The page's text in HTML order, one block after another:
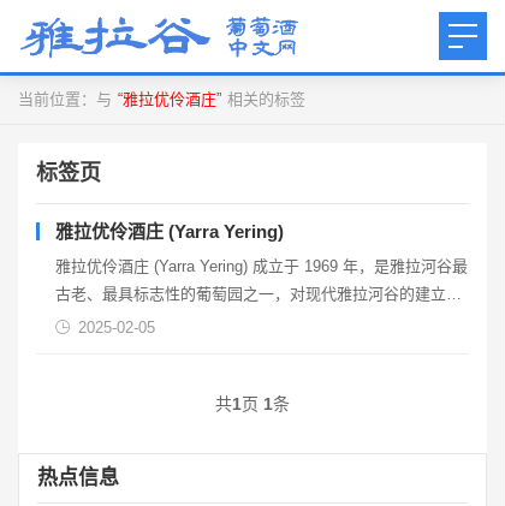
当前位置：与 “雅拉优伶酒庄” 相关的标签
标签页
雅拉优伶酒庄 (Yarra Yering)
雅拉优伶酒庄 (Yarra Yering) 成立于 1969 年，是雅拉河谷最
古老、最具标志性的葡萄园之一，对现代雅拉河谷的建立发
挥了重要作用。地址： 4 Briarty Road，Gruyere电话： 03
2025-02-05
共1页 1条
热点信息